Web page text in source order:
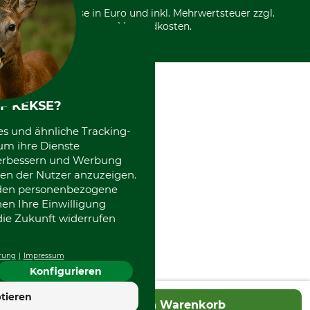
In den Warenkorb
*Alle Preise in Euro und inkl. Mehrwertsteuer zzgl.
Versandkosten.
KEKSE?
und ähnliche Tracking-
ihre Dienste
und Werbung
der Nutzer anzuzeigen.
personenbezogene
Ihre Einwilligung
Zukunft widerrufen
Impressum
Konfigurieren